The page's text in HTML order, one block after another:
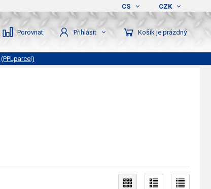
CS CZK
Porovnat Přihlásit Košík je prázdný
(PPLparcel)